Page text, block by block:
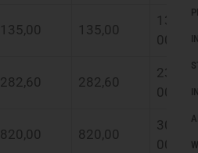
135,00 135,00
13/
282,60 282,60
23/
820,00 820,00
30/